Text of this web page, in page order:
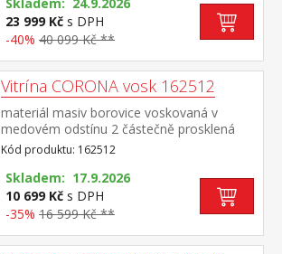
malá zásuvka, kovové ozdobné
úchytky doporučený nástavec CORONA
23 999 Kč s DPH
-40% 40 099 Kč **
Vitrína CORONA vosk 162512
materiál masiv borovice voskovaná v
medovém odstínu 2 částečně prosklená
dvířka, kovové ozdobné úchytky součást
sestavy Corona
Kód produktu: 162512
Skladem: 17.9.2026
10 699 Kč s DPH
-35% 16 599 Kč **